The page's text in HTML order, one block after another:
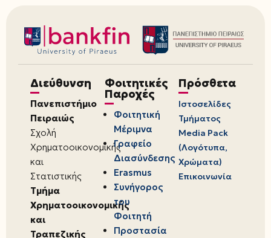
Διεύθυνση
Πανεπιστήμιο
Πειραιώς
Σχολή
Χρηματοοικονομικής
και
Στατιστικής
Τμήμα
Χρηματοοικονομικής
και
Τραπεζικής
Φοιτητικές
Παροχές
Φοιτητική
Μέριμνα
Γραφείο
Διασύνδεσης
Erasmus
Συνήγορος
του
Φοιτητή
Προστασία
Πρόσθετα
Ιστοσελίδες
Τμήματος
Media Pack
(Λογότυπα,
Χρώματα)
Επικοινωνία